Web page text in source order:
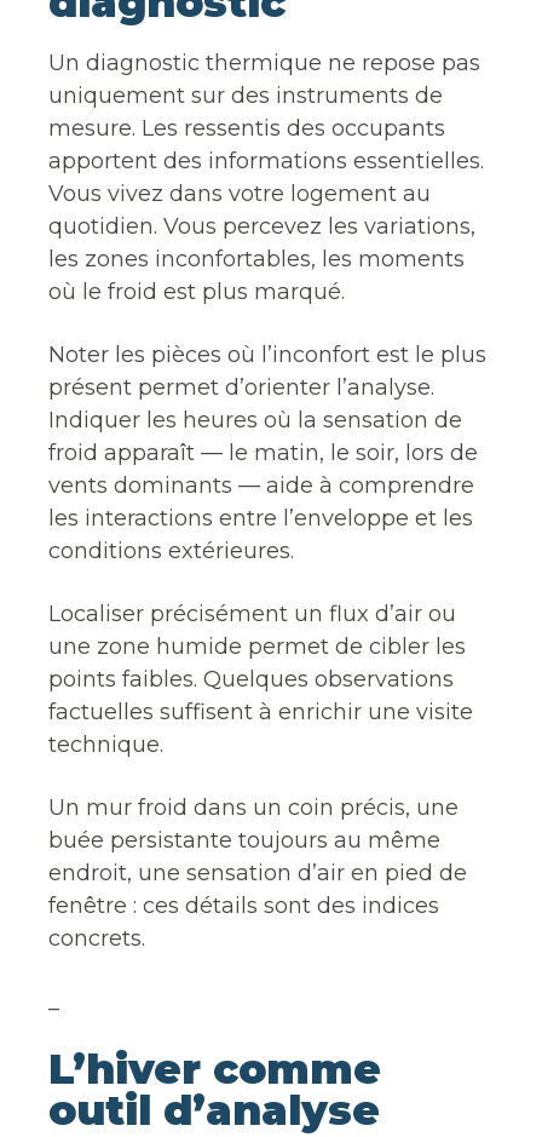
Un diagnostic thermique ne repose pas
uniquement sur des instruments de
mesure. Les ressentis des occupants
apportent des informations essentielles.
Vous vivez dans votre logement au
quotidien. Vous percevez les variations,
les zones inconfortables, les moments
où le froid est plus marqué.
Noter les pièces où l’inconfort est le plus
présent permet d’orienter l’analyse.
Indiquer les heures où la sensation de
froid apparaît — le matin, le soir, lors de
vents dominants — aide à comprendre
les interactions entre l’enveloppe et les
conditions extérieures.
Localiser précisément un flux d’air ou
une zone humide permet de cibler les
points faibles. Quelques observations
factuelles suffisent à enrichir une visite
technique.
Un mur froid dans un coin précis, une
buée persistante toujours au même
endroit, une sensation d’air en pied de
fenêtre : ces détails sont des indices
concrets.
L’hiver comme
outil d’analyse